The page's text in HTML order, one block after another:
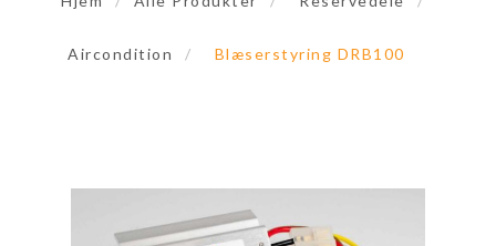
Aircondition / Blæserstyring DRB100